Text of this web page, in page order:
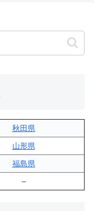
秋田県
山形県
福島県
–